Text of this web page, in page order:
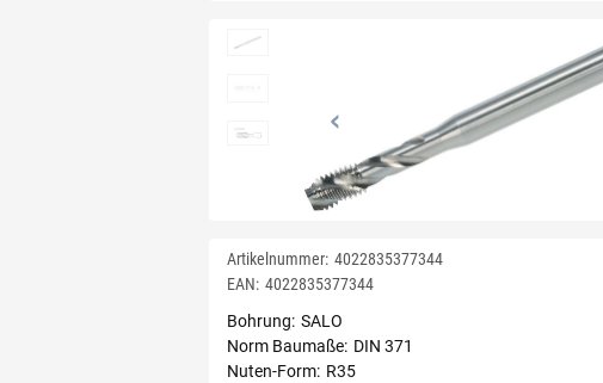
Artikelnummer: 4022835377344
EAN: 4022835377344
Bohrung SALO
Norm Baumaße DIN 371
Nuten-Form R35